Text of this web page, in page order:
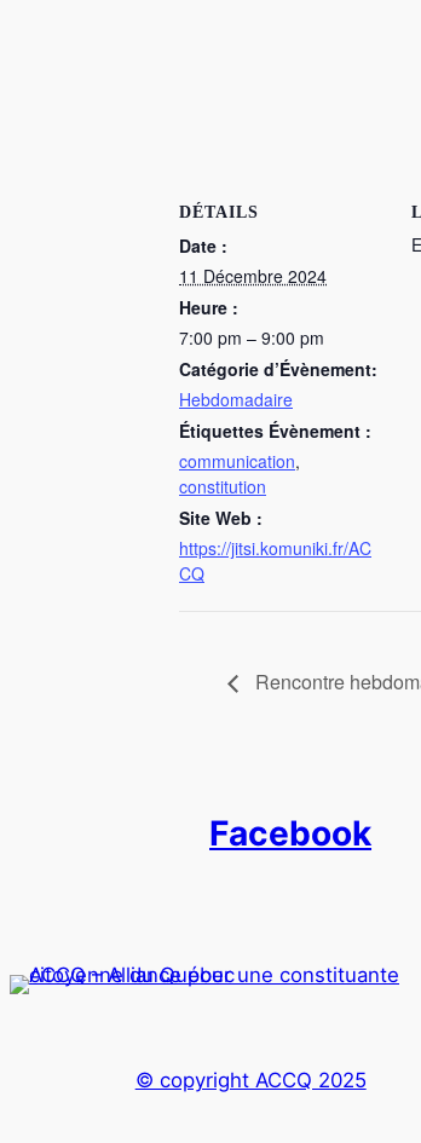
DÉTAILS
Date :
11 Décembre 2024
Heure :
7:00 pm – 9:00 pm
Catégorie d’Évènement:
Hebdomadaire
Étiquettes Évènement :
communication,
constitution
Site Web :
https://jitsi.komuniki.fr/AC
CQ
Rencontre
Facebook
© copyright ACCQ 2025